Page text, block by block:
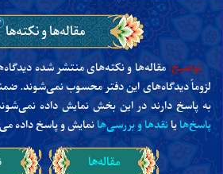
مقاله‌ها و نکته‌ها
توضیح:مقاله‌ها و نکته‌های منتشر شده
لزوماً دیدگاه‌های این دفتر محسوب نمی‌شوند.
به پاسخ دارند در این بخش نمایش داده
پاسخ‌هایانقدها و بررسی‌هانمایش و پاسخ داده
مقاله‌ها